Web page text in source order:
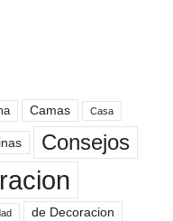
Camas Casa
Consejos
de Decoracion